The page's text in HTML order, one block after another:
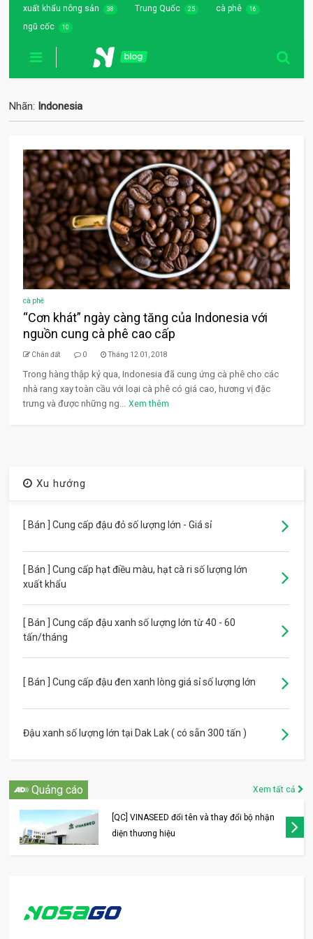
xuất khẩu nông sản 38 Trung Quốc 25 cà phê 16
ngũ cốc 10
Nhãn: Indonesia
cà phê
“Cơn khát” ngày càng tăng của Indonesia với
nguồn cung cà phê cao cấp
Chân đất 0 Tháng 12 01, 2018
Trong hàng thập kỷ qua, Indonesia đã cung ứng cà phê cho các
nhà rang xay toàn cầu với loại cà phê có giá cao, hương vị đặc
trưng và được những ng... Xem thêm
Xu hướng
[ Bán ] Cung cấp đậu đỏ số lượng lớn - Giá sỉ
[ Bán ] Cung cấp hạt điều màu, hạt cà ri số lượng lớn
xuất khẩu
[ Bán ] Cung cấp đậu xanh số lượng lớn từ 40 - 60
tấn/tháng
[ Bán ] Cung cấp đậu đen xanh lòng giá sỉ số lượng lớn
Đậu xanh số lượng lớn tại Dak Lak ( có sẵn 300 tấn )
Quảng cáo Xem tất cả
[QC] VINASEED đổi tên và thay đổi bộ nhận
diện thương hiệu